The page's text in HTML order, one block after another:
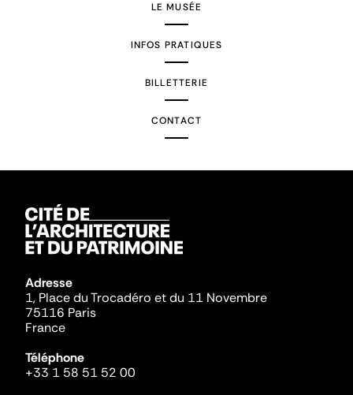
LE MUSÉE
INFOS PRATIQUES
BILLETTERIE
CONTACT
Adresse
1, Place du Trocadéro et du 11 Novembre
75116 Paris
France
Téléphone
+33 1 58 51 52 00